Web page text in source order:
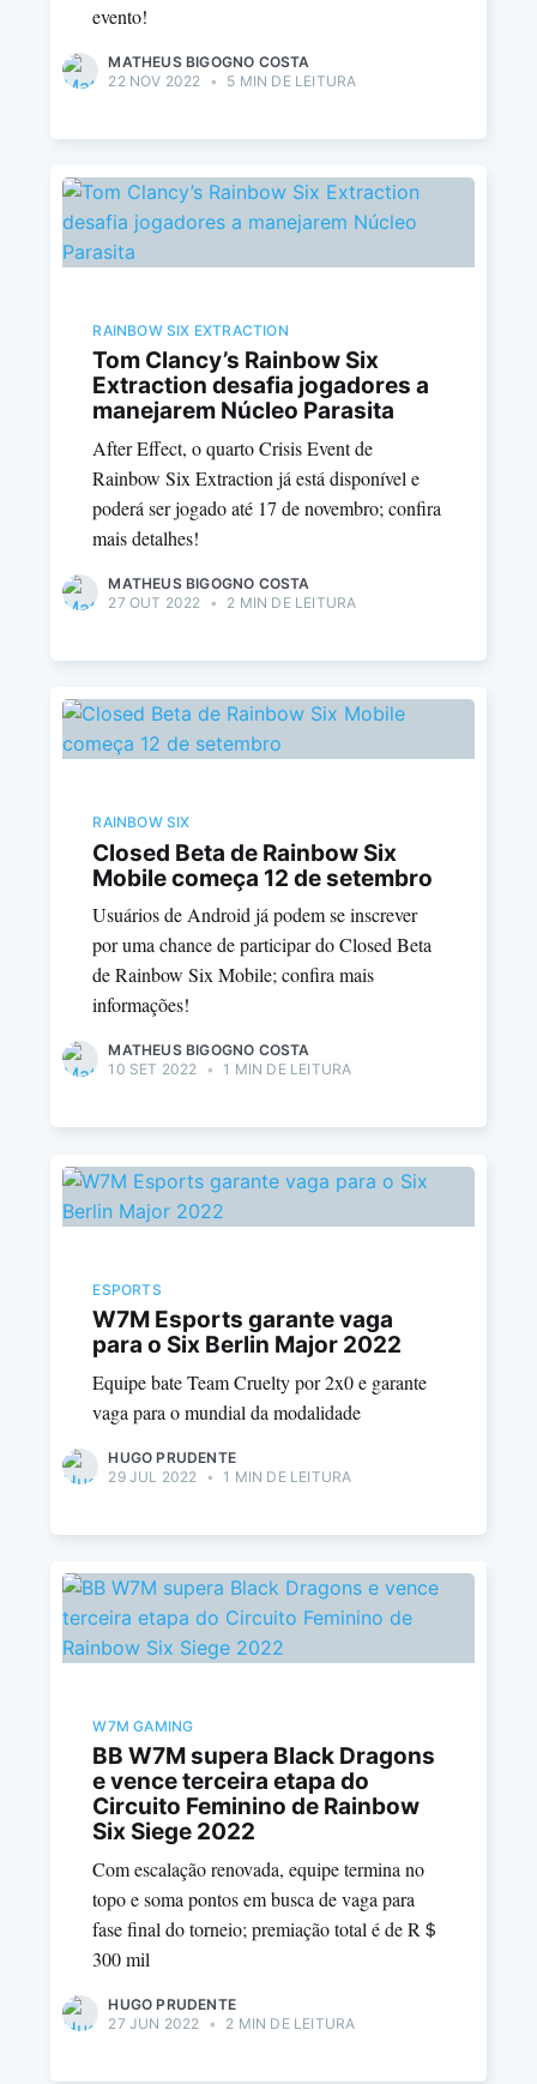
evento!
MATHEUS BIGOGNO COSTA
22 NOV 2022
• 5 MIN DE LEITURA
RAINBOW SIX EXTRACTION
Tom Clancy’s Rainbow Six
Extraction desafia jogadores a
manejarem Núcleo Parasita
After Effect, o quarto Crisis Event de
Rainbow Six Extraction já está disponível e
poderá ser jogado até 17 de novembro; confira
mais detalhes!
MATHEUS BIGOGNO COSTA
27 OUT 2022
• 2 MIN DE LEITURA
RAINBOW SIX
Closed Beta de Rainbow Six
Mobile começa 12 de setembro
Usuários de Android já podem se inscrever
por uma chance de participar do Closed Beta
de Rainbow Six Mobile; confira mais
informações!
MATHEUS BIGOGNO COSTA
10 SET 2022 • 1 MIN DE LEITURA
ESPORTS
W7M Esports garante vaga
para o Six Berlin Major 2022
Equipe bate Team Cruelty por 2x0 e garante
vaga para o mundial da modalidade
HUGO PRUDENTE
29 JUL 2022
• 1 MIN DE LEITURA
W7M GAMING
BB W7M supera Black Dragons
e vence terceira etapa do
Circuito Feminino de Rainbow
Six Siege 2022
Com escalação renovada, equipe termina no
topo e soma pontos em busca de vaga para
fase final do torneio; premiação total é de R＄
300 mil
HUGO PRUDENTE
27 JUN 2022 • 2 MIN DE LEITURA